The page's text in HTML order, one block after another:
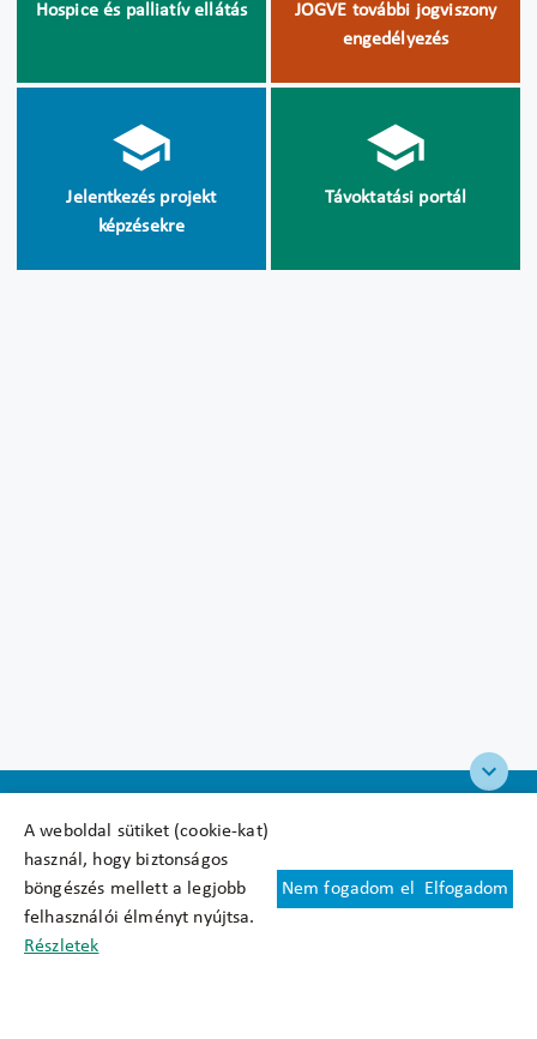
A weboldal sütiket (cookie-kat)
használ, hogy biztonságos
böngészés mellett a legjobb
felhasználói élményt nyújtsa.
Részletek
Nem fogadom el Elfogadom
Hospice és palliatív ellátás
JOGVE további jogviszony
engedélyezés
Jelentkezés projekt
képzésekre
Távoktatási portál
Felhasználási feltételek